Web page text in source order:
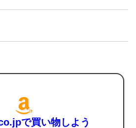
で買い物しよう